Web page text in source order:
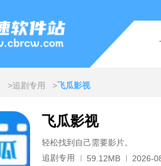
追剧专用 飞瓜影视
飞瓜影视
轻松找到自己需要影片。
追剧专用
59.12MB 2026-